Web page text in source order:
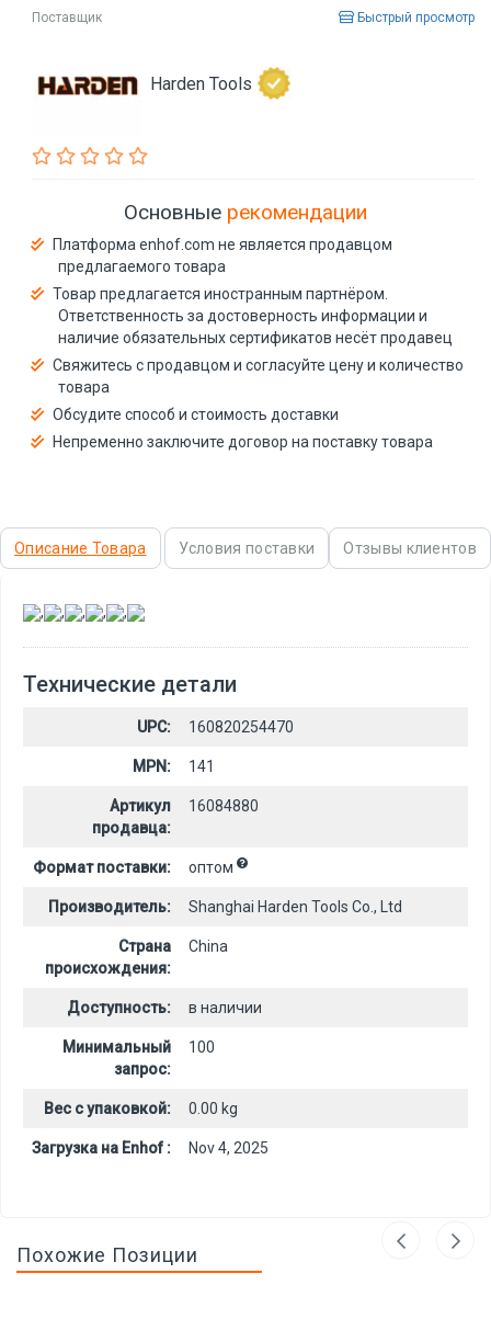
Поставщик Быстрый просмотр
Harden Tools
Основные рекомендации
Платформа enhof.com не является продавцом
предлагаемого товара
Товар предлагается иностранным партнёром.
Ответственность за достоверность информации и
наличие обязательных сертификатов несёт продавец
Свяжитесь с продавцом и согласуйте цену и количество
товара
Обсудите способ и стоимость доставки
Непременно заключите договор на поставку товара
Описание Товара Условия поставки Отзывы клиентов
, , , , ,
Технические детали
UPC: 160820254470
MPN: 141
Артикул
продавца:
16084880
Формат поставки: оптом
Производитель: Shanghai Harden Tools Co., Ltd
Страна
происхождения:
China
Доступность: в наличии
Минимальный
запрос:
100
Вес с упаковкой: 0.00 kg
Загрузка на Enhof : Nov 4, 2025
Похожие Позиции